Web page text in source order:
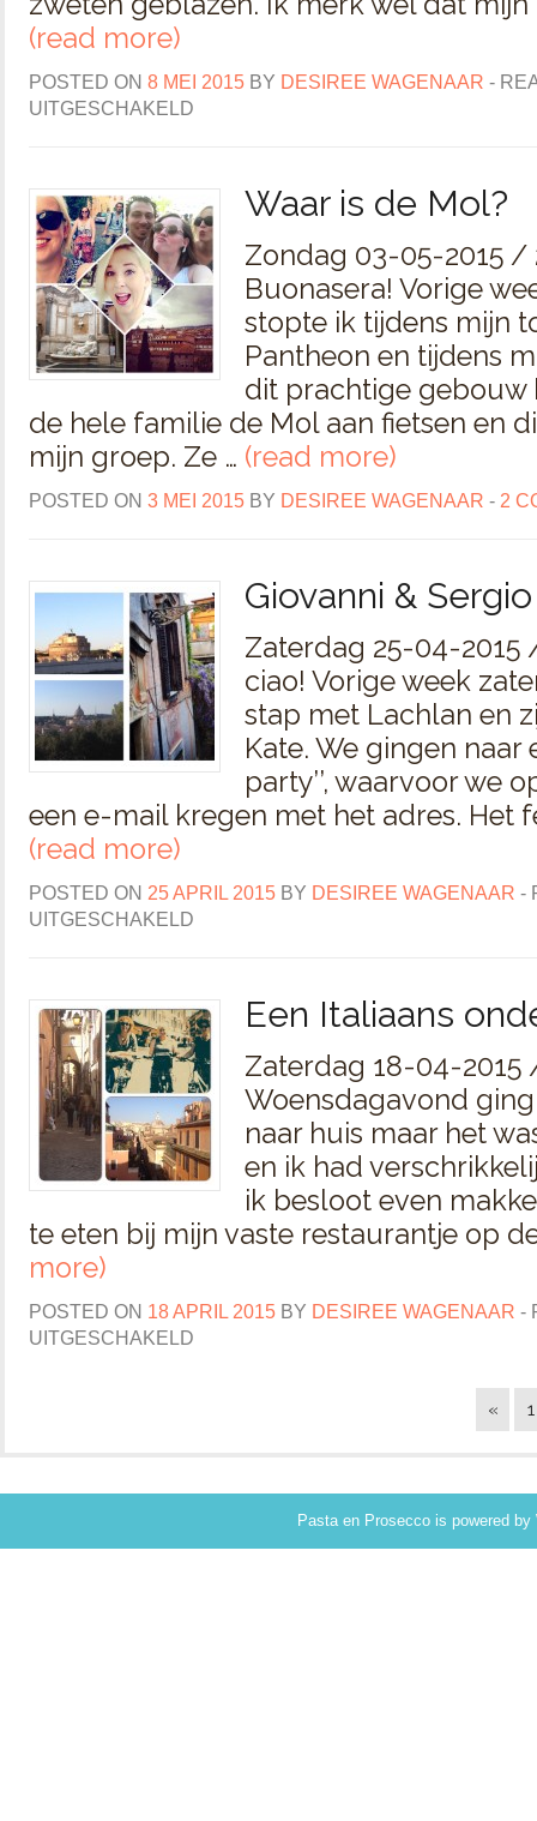
(read more)
POSTED ON 8 MEI 2015 BY DESIREE WAGENAAR -
UITGESCHAKELD
Waar is de Mol?
Zondag 03-05-2015 /
Buonasera! Vorige
stopte ik tijdens mijn
Pantheon en tijdens
dit prachtige gebouw
de hele familie de Mol aan fietsen en
mijn groep. Ze … (read more)
POSTED ON 3 MEI 2015 BY DESIREE WAGENAAR - 2
Giovanni & Sergio
Zaterdag 25-04-2015
ciao! Vorige week
stap met Lachlan en
Kate. We gingen naar
party’’, waarvoor we
een e-mail kregen met het adres. Het
(read more)
POSTED ON 25 APRIL 2015 BY DESIREE WAGENAAR -
UITGESCHAKELD
Een Italiaans
Zaterdag 18-04-2015
Woensdagavond
naar huis maar het
en ik had
ik besloot even
te eten bij mijn vaste restaurantje op
more)
POSTED ON 18 APRIL 2015 BY DESIREE WAGENAAR -
UITGESCHAKELD
« 1
Pasta en Prosecco is powered by